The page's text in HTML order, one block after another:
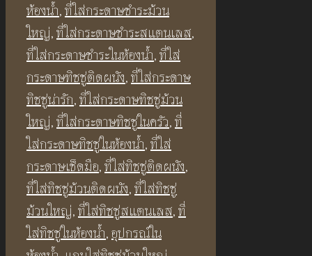
ห้องน้ำ,ที่ใส่กระดาษชำระม้วน
ใหญ่,ที่ใส่กระดาษชำระสแตนเลส,
ที่ใส่กระดาษชำระในห้องน้ำ,ที่ใส่
กระดาษทิชชู่ติดผนัง,ที่ใส่กระดาษ
ทิชชู่น่ารัก,ที่ใส่กระดาษทิชชู่ม้วน
ใหญ่,ที่ใส่กระดาษทิชชู่ในครัว,ที่
ใส่กระดาษทิชชู่ในห้องน้ำ,ที่ใส่
กระดาษเช็ดมือ,ที่ใส่ทิชชู่ติดผนัง,
ที่ใส่ทิชชู่ม้วนติดผนัง,ที่ใส่ทิชชู่
ม้วนใหญ่,ที่ใส่ทิชชู่สแตนเลส,ที่
ใส่ทิชชู่ในห้องน้ำ,อุปกรณ์ใน